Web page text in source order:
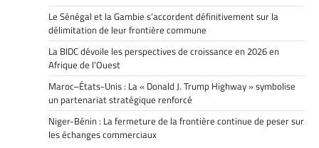
Le Sénégal et la Gambie s’accordent définitivement sur la
délimitation de leur frontière commune
La BIDC dévoile les perspectives de croissance en 2026 en
Afrique de l’Ouest
Maroc–États-Unis : La « Donald J. Trump Highway » symbolise
un partenariat stratégique renforcé
Niger-Bénin : La fermeture de la frontière continue de peser sur
les échanges commerciaux